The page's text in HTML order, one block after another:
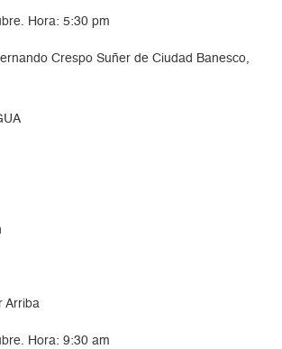
Hora: 5:30 pm
Crespo Suñer de Ciudad Banesco,
Arriba
Hora: 9:30 am